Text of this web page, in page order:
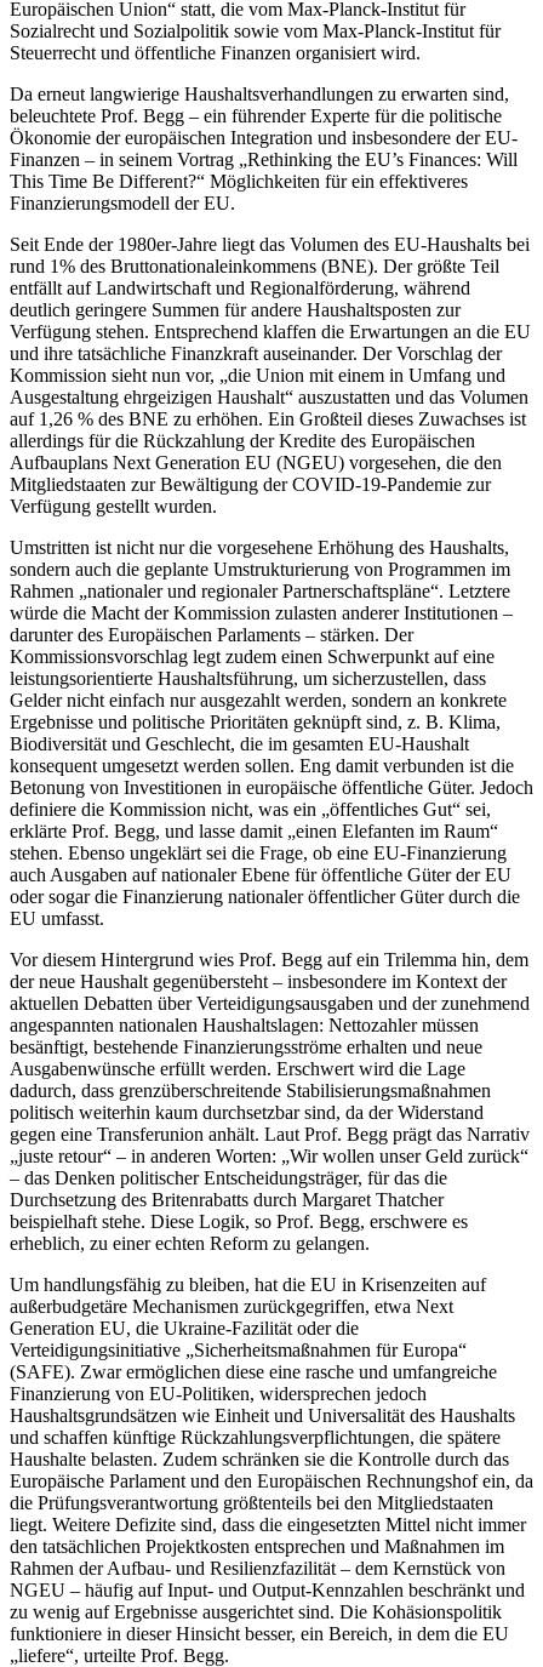
Europäischen Union“ statt, die vom Max-Planck-Institut für
Sozialrecht und Sozialpolitik sowie vom Max-Planck-Institut für
Steuerrecht und öffentliche Finanzen organisiert wird.
Da erneut langwierige Haushaltsverhandlungen zu erwarten sind,
beleuchtete Prof. Begg – ein führender Experte für die politische
Ökonomie der europäischen Integration und insbesondere der EU-
Finanzen – in seinem Vortrag „Rethinking the EU’s Finances: Will
This Time Be Different?“ Möglichkeiten für ein effektiveres
Finanzierungsmodell der EU.
Seit Ende der 1980er-Jahre liegt das Volumen des EU-Haushalts bei
rund 1% des Bruttonationaleinkommens (BNE). Der größte Teil
entfällt auf Landwirtschaft und Regionalförderung, während
deutlich geringere Summen für andere Haushaltsposten zur
Verfügung stehen. Entsprechend klaffen die Erwartungen an die EU
und ihre tatsächliche Finanzkraft auseinander. Der Vorschlag der
Kommission sieht nun vor, „die Union mit einem in Umfang und
Ausgestaltung ehrgeizigen Haushalt“ auszustatten und das Volumen
auf 1,26 % des BNE zu erhöhen. Ein Großteil dieses Zuwachses ist
allerdings für die Rückzahlung der Kredite des Europäischen
Aufbauplans Next Generation EU (NGEU) vorgesehen, die den
Mitgliedstaaten zur Bewältigung der COVID-19-Pandemie zur
Verfügung gestellt wurden.
Umstritten ist nicht nur die vorgesehene Erhöhung des Haushalts,
sondern auch die geplante Umstrukturierung von Programmen im
Rahmen „nationaler und regionaler Partnerschaftspläne“. Letztere
würde die Macht der Kommission zulasten anderer Institutionen –
darunter des Europäischen Parlaments – stärken. Der
Kommissionsvorschlag legt zudem einen Schwerpunkt auf eine
leistungsorientierte Haushaltsführung, um sicherzustellen, dass
Gelder nicht einfach nur ausgezahlt werden, sondern an konkrete
Ergebnisse und politische Prioritäten geknüpft sind, z. B. Klima,
Biodiversität und Geschlecht, die im gesamten EU-Haushalt
konsequent umgesetzt werden sollen. Eng damit verbunden ist die
Betonung von Investitionen in europäische öffentliche Güter. Jedoch
definiere die Kommission nicht, was ein „öffentliches Gut“ sei,
erklärte Prof. Begg, und lasse damit „einen Elefanten im Raum“
stehen. Ebenso ungeklärt sei die Frage, ob eine EU-Finanzierung
auch Ausgaben auf nationaler Ebene für öffentliche Güter der EU
oder sogar die Finanzierung nationaler öffentlicher Güter durch die
EU umfasst.
Vor diesem Hintergrund wies Prof. Begg auf ein Trilemma hin, dem
der neue Haushalt gegenübersteht – insbesondere im Kontext der
aktuellen Debatten über Verteidigungsausgaben und der zunehmend
angespannten nationalen Haushaltslagen: Nettozahler müssen
besänftigt, bestehende Finanzierungsströme erhalten und neue
Ausgabenwünsche erfüllt werden. Erschwert wird die Lage
dadurch, dass grenzüberschreitende Stabilisierungsmaßnahmen
politisch weiterhin kaum durchsetzbar sind, da der Widerstand
gegen eine Transferunion anhält. Laut Prof. Begg prägt das Narrativ
„juste retour“ – in anderen Worten: „Wir wollen unser Geld zurück“
– das Denken politischer Entscheidungsträger, für das die
Durchsetzung des Britenrabatts durch Margaret Thatcher
beispielhaft stehe. Diese Logik, so Prof. Begg, erschwere es
erheblich, zu einer echten Reform zu gelangen.
Um handlungsfähig zu bleiben, hat die EU in Krisenzeiten auf
außerbudgetäre Mechanismen zurückgegriffen, etwa Next
Generation EU, die Ukraine-Fazilität oder die
Verteidigungsinitiative „Sicherheitsmaßnahmen für Europa“
(SAFE). Zwar ermöglichen diese eine rasche und umfangreiche
Finanzierung von EU-Politiken, widersprechen jedoch
Haushaltsgrundsätzen wie Einheit und Universalität des Haushalts
und schaffen künftige Rückzahlungsverpflichtungen, die spätere
Haushalte belasten. Zudem schränken sie die Kontrolle durch das
Europäische Parlament und den Europäischen Rechnungshof ein, da
die Prüfungsverantwortung größtenteils bei den Mitgliedstaaten
liegt. Weitere Defizite sind, dass die eingesetzten Mittel nicht immer
den tatsächlichen Projektkosten entsprechen und Maßnahmen im
Rahmen der Aufbau- und Resilienzfazilität – dem Kernstück von
NGEU – häufig auf Input- und Output-Kennzahlen beschränkt und
zu wenig auf Ergebnisse ausgerichtet sind. Die Kohäsionspolitik
funktioniere in dieser Hinsicht besser, ein Bereich, in dem die EU
„liefere“, urteilte Prof. Begg.